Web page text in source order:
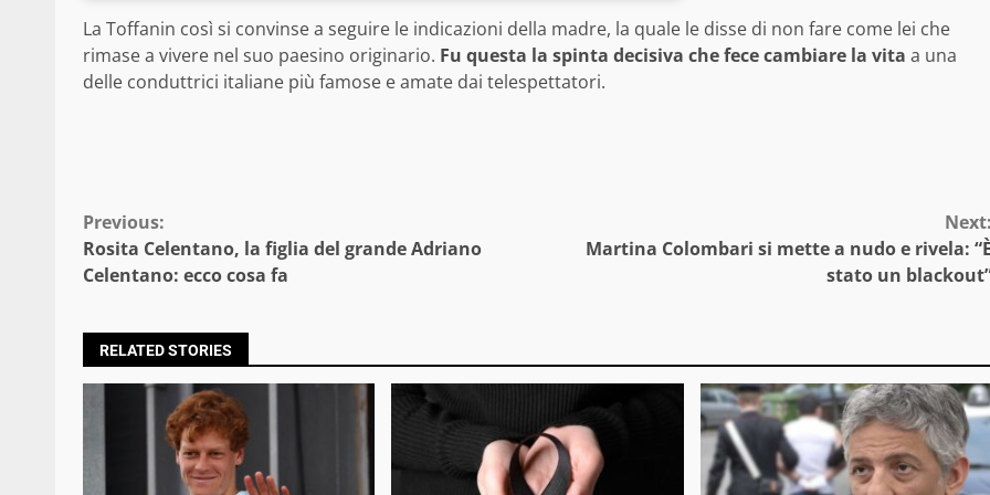
La Toffanin così si convinse a seguire le indicazioni della madre, la quale le disse di non fare come lei che
rimase a vivere nel suo paesino originario. Fu questa la spinta decisiva che fece cambiare la vita a una
delle conduttrici italiane più famose e amate dai telespettatori.
Continue
Reading
Previous:
Rosita Celentano, la figlia del grande Adriano
Celentano: ecco cosa fa
Next:
Martina Colombari si mette a nudo e rivela: “È
stato un
RELATED STORIES